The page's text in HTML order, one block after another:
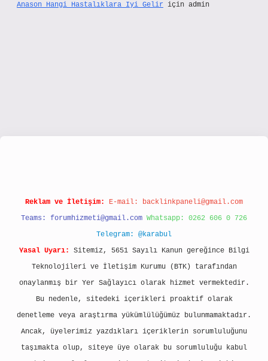
Anason Hangi Hastalıklara Iyi Gelir için admin
Reklam ve İletişim: E-mail: backlinkpaneli@gmail.com
Teams: forumhizmeti@gmail.com Whatsapp: 0262 606 0 726
Telegram: @karabul
Yasal Uyarı:
Sitemiz, 5651 Sayılı Kanun gereğince Bilgi
Teknolojileri ve İletişim Kurumu (BTK) tarafından
onaylanmış bir Yer Sağlayıcı olarak hizmet vermektedir.
Bu nedenle, sitedeki içerikleri proaktif olarak
denetleme veya araştırma yükümlülüğümüz bulunmamaktadır.
Ancak, üyelerimiz yazdıkları içeriklerin sorumluluğunu
taşımakta olup, siteye üye olarak bu sorumluluğu kabul